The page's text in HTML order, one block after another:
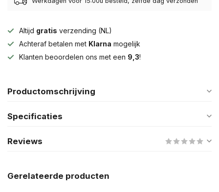
Altijd gratis verzending (NL)
Achteraf betalen met Klarna mogelijk
Klanten beoordelen ons met een 9,3!
Productomschrijving
Specificaties
Reviews
Gerelateerde producten